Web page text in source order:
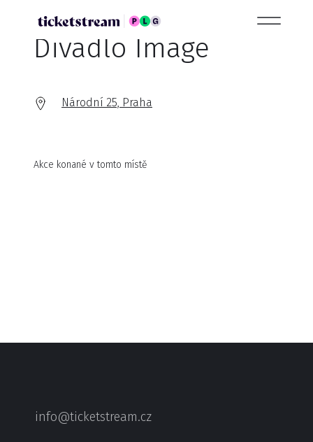
Divadlo Image
Národní 25, Praha
Akce konané v tomto místě
info@ticketstream.cz